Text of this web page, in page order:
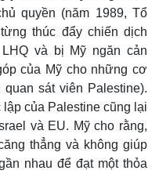
quyền (năm 1989, Tổ
thúc đẩy chiến dịch
và bị Mỹ ngăn cản
của Mỹ cho những cơ
sát viên Palestine).
của Palestine cũng lại
và EU. Mỹ cho rằng,
thẳng và không giúp
nhau để đạt một thỏa